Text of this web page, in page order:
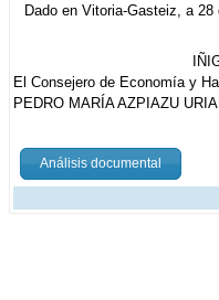
Dado en Vitoria-Gasteiz, a 28
El Consejero de Economía y
PEDRO MARÍA AZPIAZU
Análisis documental